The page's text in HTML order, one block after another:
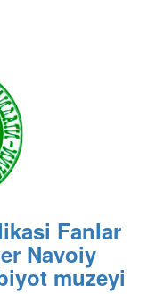
Fanlar
Navoiy
muzeyi